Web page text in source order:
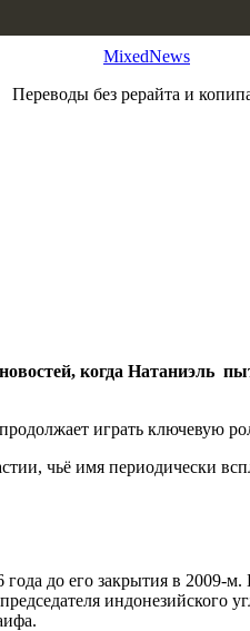
MixedNews
Переводы без рерайта и
когда Натаниэль
играть ключевую
чьё имя периодически
года до его закрытия в